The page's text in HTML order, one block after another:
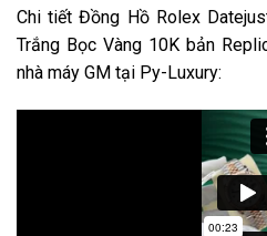
Chi tiết Đồng Hồ Rolex
Trắng Bọc Vàng 10K bản
nhà máy GM tại Py-Luxury: